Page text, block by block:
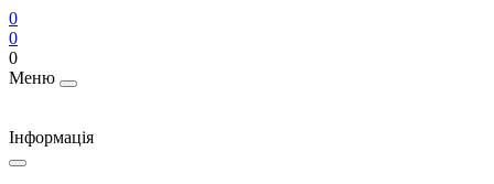
0
0
0
Меню
Інформація